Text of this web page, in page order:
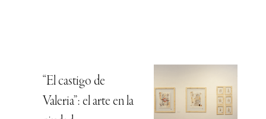
“El castigo de
Valeria”: el arte en la